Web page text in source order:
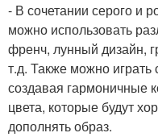
- В сочетании серого и
можно использовать
френч, лунный дизайн,
т.д. Также можно играть
создавая гармоничные
цвета, которые будут
дополнять образ.